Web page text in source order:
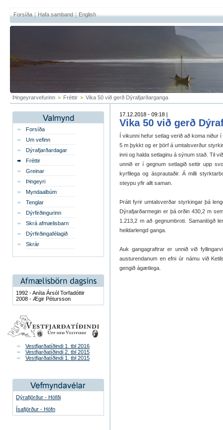
Forsíða Hafa samband English
Þingeyrarvefurinn > Fréttir > Vika 50 við gerð Dýrafjarðarganga
Forsíða
Um vefinn
Dýrafjarðardagar
Fréttir
Greinar
Þingeyri
Myndaalbúm
Tenglar
Dýrfirðingurinn
Skrá afmælisbarn
Dýrfirðingafélagið
Skrár
1992 - Aníta Ársól Torfadóttir
2008 - Ægir Pétursson
Vestfjarðatíðindi 1. tbl 2016
Vestfjarðatíðindi 2. tbl 2015
Vestfjarðatíðindi 1. tbl 2015
Dýrafjörður - Höfði
Ísafjörður - Höfn
17.12.2018 - 09:18 |
Vika 50 við gerð
Í vikunni hefur setlag verið að koma niður
5 m þykkt og er þörf á umtalsverður
inni og halda setlaginu á sýnum stað. Til
unnið er í gegnum setlagið settir upp
kyrfilega og ásprautaðir. Á milli
steypu yfir allt saman.
Þrátt fyrir umtalsverðar styrkingar þá
Dýrafjarðarmegin er þá orðin 430,2 m
1.213,2 m að gegnumbroti. Samanlögð
heildarlengd ganga.
Auk gangagraftrar er unnið við
austurendanum en efni úr námu við
gengið ágætlega.